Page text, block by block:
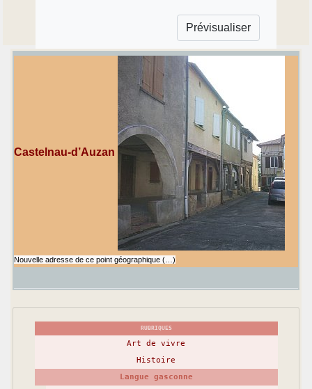
Castelnau-d’Auzan
Nouvelle adresse de ce point géographique (…)
RUBRIQUES
Art de vivre
Histoire
Langue gasconne